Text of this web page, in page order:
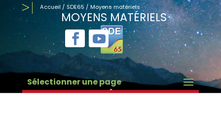
Accueil / SDE65 / Moyens matériels
MOYENS MATÉRIELS
Sélectionner une page